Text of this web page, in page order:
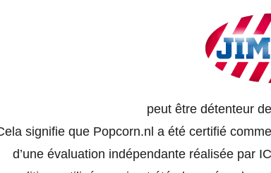
peut être détenteur
signifie que Popcorn.nl a été certifié
d’une évaluation indépendante réalisée par